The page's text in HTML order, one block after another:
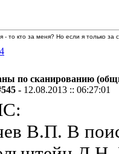
- то кто за меня? Но если я только
по сканированию
- 12.08.2013 :: 06:27:01
В.П. В